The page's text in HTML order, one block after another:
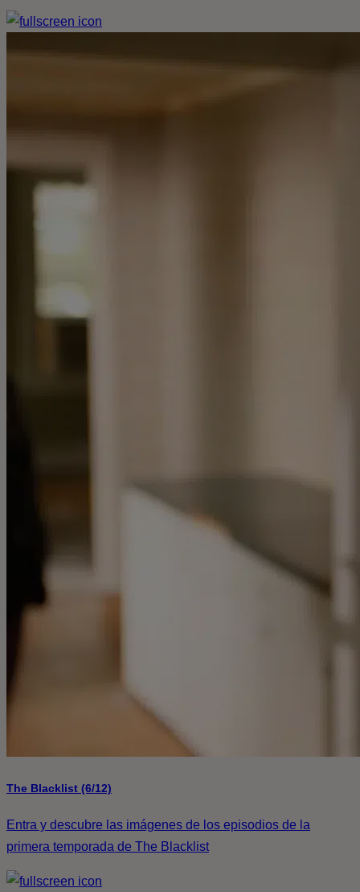
The Blacklist (6/12)
Entra y descubre las imágenes de los episodios de la
primera temporada de The Blacklist